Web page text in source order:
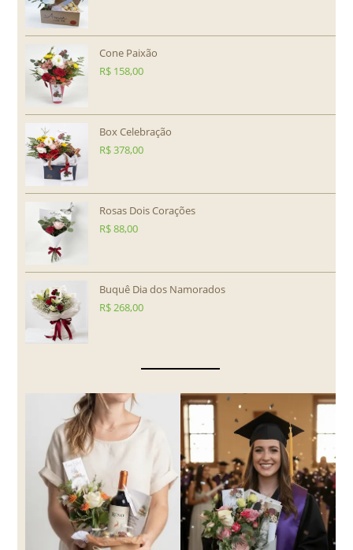
Cone Paixão
R$ 158,00
Box Celebração
R$378,00
Rosas Dois Corações
R$88,00
Buquê Dia dos Namorados
R$ 268,00